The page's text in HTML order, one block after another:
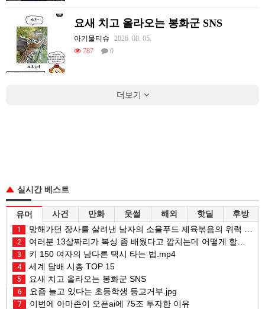
요새 치고 올라오는 봉화군 SNS
아기물티슈
2026. 08. 05.
787
0
더보기
실시간 베스트
유머 사건 만화 웃썰 해외 핫딜 후방
1 망해가던 장사를 살려낸 남자의 소울푸드 제육볶음의 위력 ㅋㅋ
2 여러분 13살짜리가 복싱 좀 배웠다고 깝치는데 어떻게 할까요?
3 키 150 여자의 남다른 택시 타는 법.mp4
4 세계 담배 시총 TOP 15
5 요새 치고 올라오는 봉화군 SNS
6 요즘 늘고 있다는 초등학생 등교거부.jpg
7 이번에 아마존이 오픈ai에 75조 투자한 이유